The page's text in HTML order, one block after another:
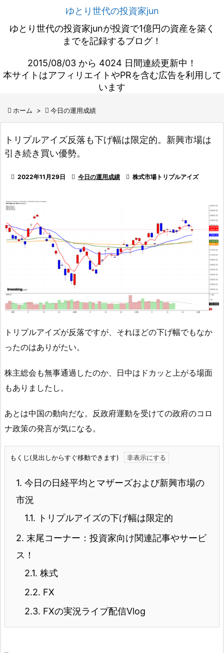
ゆとり世代の投資家jun
ゆとり世代の投資家junが投資で1億円の資産を築く
までを記録するブログ！
2015/08/03 から 4024 日間連続更新中！
本サイトはアフィリエイトやPRを含む広告を利用して
います
 ホーム >  今日の運用成績
トリプルアイズ反落も下げ幅は限定的。新興市場は
引き続き買い優勢。
 2022年11月29日  今日の運用成績  株式市場トリプルアイズ
トリプルアイズが反落ですが、それほどの下げ幅でもなか
ったのはありがたい。
株主総会も無事通過したのか、日中はドカッと上がる場面
もありましたし。
あとは中国の動向だな。反政府運動を受けての政府のコロ
ナ政策の発言が気になる。
もくじ(見出しからすぐ移動できます)
1. 今日の日経平均とマザーズおよび新興市場の
市況
1.1. トリプルアイズの下げ幅は限定的
2. 末尾コーナー：投資家向け関連記事やサービ
ス！
2.1. 株式
2.2. FX
2.3. FXの実況ライブ配信Vlog